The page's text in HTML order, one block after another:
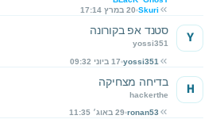
Skuri 20 במרץ 17:14
סטנד אפ בקורונה
yossi351
yossi351 17 ביוני 09:32
Y
בדיחה מצחיקה
hackerthe
ronan53 29 באוג׳ 11:35
H